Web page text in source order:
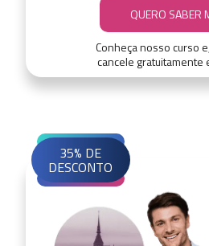
QUERO SABER
Conheça nosso curso
cancele gratuitamente
35% DE
DESCONTO